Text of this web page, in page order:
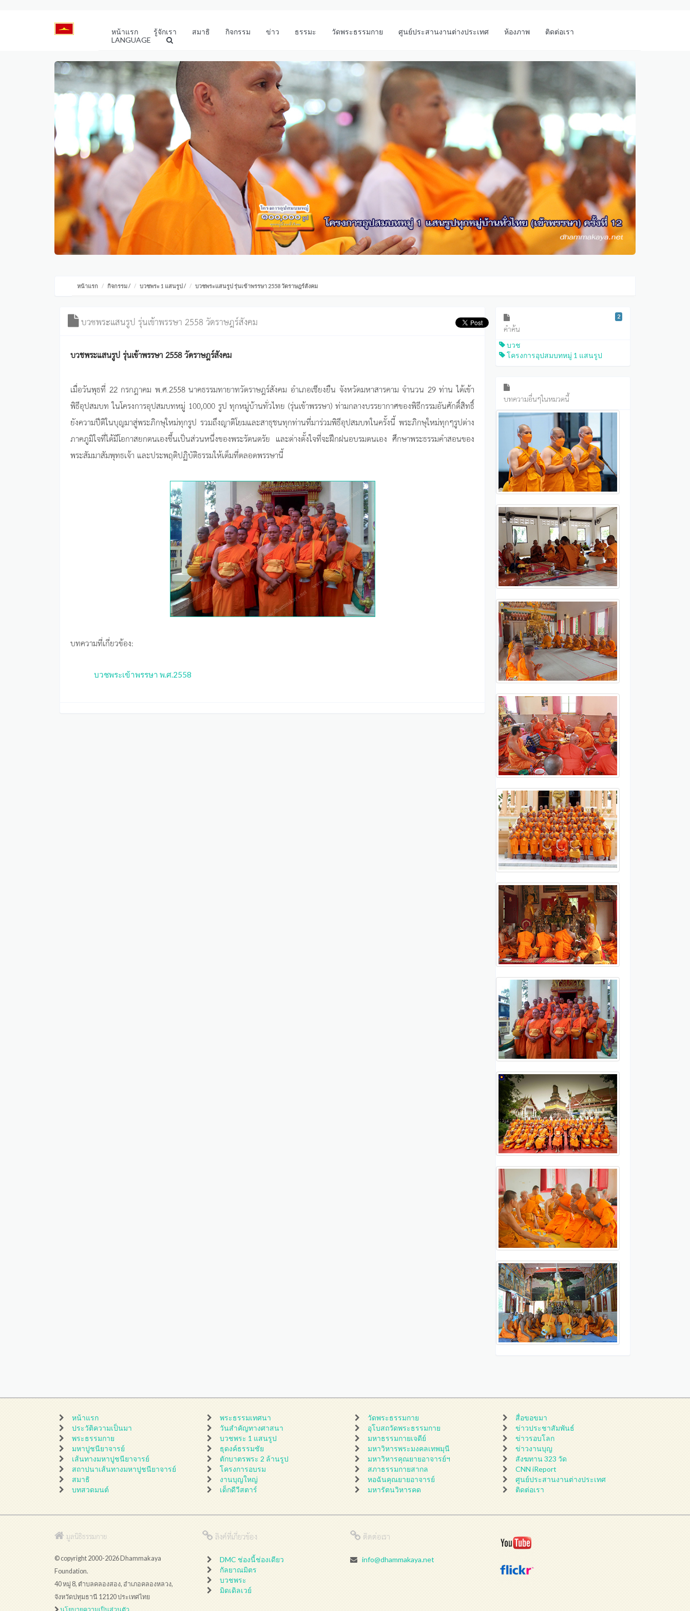
หน้าแรก รู้จักเรา สมาธิ กิจกรรม ข่าว ธรรมะ วัดพระธรรมกาย ศูนย์ประสานงานต่างประเทศ ห้องภาพ
ติดต่อเรา
LANGUAGE
หน้าแรก กิจกรรม/ บวชพระ 1 แสนรูป / บวชพระแสนรูป รุ่นเข้าพรรษา 2558 วัดราษฎร์สังคม
บวชพระแสนรูป รุ่นเข้าพรรษา 2558 วัดราษฎร์สังคม
บวชพระแสนรูป รุ่นเข้าพรรษา 2558 วัดราษฎร์สังคม
เมื่อวันพุธที่ 22 กรกฎาคม พ.ศ.2558 นาคธรรมทายาทวัดราษฎร์สังคม อำเภอเชียงยืน จังหวัดมหาสารคาม จำนวน 29 ท่าน ได้เข้า
พิธีอุปสมบท ในโครงการอุปสมบทหมู่ 100,000 รูป ทุกหมู่บ้านทั่วไทย (รุ่นเข้าพรรษา) ท่ามกลางบรรยากาศของพิธีกรรมอันศักดิ์สิทธิ์
ยังความปีติในบุญมาสู่พระภิกษุใหม่ทุกรูป รวมถึงญาติโยมและสาธุชนทุกท่านที่มาร่วมพิธีอุปสมบทในครั้งนี้ พระภิกษุใหม่ทุกๆรูปต่าง
ภาคภูมิใจที่ได้มีโอกาสยกตนเองขึ้นเป็นส่วนหนึ่งของพระรัตนตรัย และต่างตั้งใจที่จะฝึกฝนอบรมตนเอง ศึกษาพระธรรมคำสอนของ
พระสัมมาสัมพุทธเจ้า และประพฤติปฏิบัติธรรมให้เต็มที่ตลอดพรรษานี้
บทความที่เกี่ยวข้อง:
บวชพระเข้าพรรษา พ.ศ.2558
คำค้น
2
บวช
โครงการอุปสมบทหมู่ 1 แสนรูป
บทความอื่นๆในหมวดนี้
หน้าแรก
ประวัติความเป็นมา
พระธรรมกาย
มหาปูชนียาจารย์
เส้นทางมหาปูชนียาจารย์
สถาปนาเส้นทางมหาปูชนียาจารย์
สมาธิ
บทสวดมนต์
พระธรรมเทศนา
วันสำคัญทางศาสนา
บวชพระ 1 แสนรูป
ธุดงค์ธรรมชัย
ตักบาตรพระ 2 ล้านรูป
โครงการอบรม
งานบุญใหญ่
เด็กดีวีสตาร์
วัดพระธรรมกาย
อุโบสถวัดพระธรรมกาย
มหาธรรมกายเจดีย์
มหาวิหารพระมงคลเทพมุนี
มหาวิหารคุณยายอาจารย์ฯ
สภาธรรมกายสากล
หอฉันคุณยายอาจารย์
มหารัตนวิหารคด
สื่อขอขมา
ข่าวประชาสัมพันธ์
ข่าวรอบโลก
ข่าวงานบุญ
สังฆทาน 323 วัด
CNN iReport
ศูนย์ประสานงานต่างประเทศ
ติดต่อเรา
มูลนิธิธรรมกาย
© copyright 2000-2026 Dhammakaya
Foundation.
40 หมู่ 8, ตำบลคลองสอง, อำเภอคลองหลวง,
จังหวัดปทุมธานี 12120 ประเทศไทย
ลิงค์ที่เกี่ยวข้อง
DMC ช่องนี้ช่องเดียว
กัลยาณมิตร
บวชพระ
มิดเดิลเวย์
ติดต่อเรา
info@dhammakaya.net